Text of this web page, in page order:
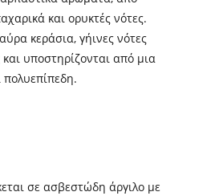
και ορυκτές νότες.
κεράσια, γήινες νότες
και υποστηρίζονται από μια
σε ασβεστώδη άργιλο με